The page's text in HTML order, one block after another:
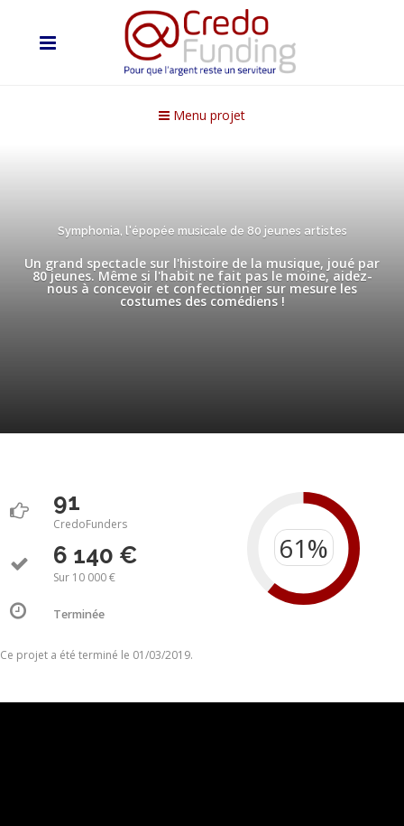
Menu projet
Symphonia, l'épopée musicale de 80 jeunes artistes
Un grand spectacle sur l'histoire de la musique, joué par
80 jeunes. Même si l'habit ne fait pas le moine, aidez-
nous à concevoir et confectionner sur mesure les
costumes des comédiens !
91
CredoFunders
6 140 €
Sur 10 000 €
Terminée
Ce projet a été terminé le 01/03/2019.